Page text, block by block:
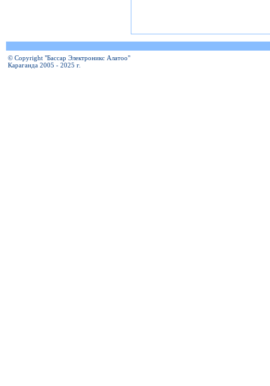
© Copyright "Бассар Электроникс Алатоо"
Караганда 2005 - 2025 г.